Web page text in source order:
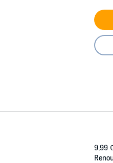
9,99